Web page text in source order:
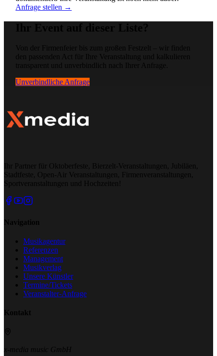
Anfrage stellen →
Ihr Event auf dieser Liste?
Von der Firmenfeier bis zum großen Festzelt – wir finden
den passenden Act für Ihre Veranstaltung und kalkulieren
transparent und unverbindlich nach Ihrer Anfrage.
Unverbindliche Anfrage
Ihr Partner für Oktoberfeste, Bierzelt-Veranstaltungen, Jubiläen,
Stadtfeste, Open-Air Veranstaltungen, Firmenveranstaltungen,
Sportveranstaltungen und Hochzeiten!
Navigation
Musikagentur
Referenzen
Management
Musikverlag
Unsere Künstler
Termine/Tickets
Veranstalter-Anfrage
Kontakt
x-media music GmbH